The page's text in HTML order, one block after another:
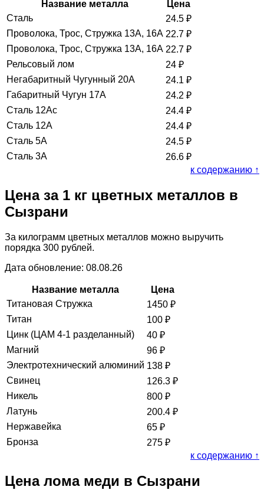
Название металла
Цена
Сталь
24.5 ₽
Проволока, Трос, Стружка 13А, 16А 22.7 ₽
Проволока, Трос, Стружка 13А, 16А 22.7 ₽
Рельсовый лом
24 ₽
Негабаритный Чугунный 20А
24.1 ₽
Габаритный Чугун 17А
24.2 ₽
Сталь 12Ас
24.4 ₽
Сталь 12А
24.4 ₽
Сталь 5А
24.5 ₽
Сталь 3А
26.6 ₽
к содержанию ↑
Цена за 1 кг цветных металлов в
Сызрани
За килограмм цветных металлов можно выручить
порядка 300 рублей.
Дата обновление: 08.08.26
Название металла
Цена
Титановая Стружка
1450 ₽
Титан
100 ₽
Цинк (ЦАМ 4-1 разделанный)
40 ₽
Магний
96 ₽
Электротехнический алюминий 138 ₽
Свинец
126.3 ₽
Никель
800 ₽
Латунь
200.4 ₽
Нержавейка
65 ₽
Бронза
275 ₽
к содержанию ↑
Цена лома меди в Сызрани